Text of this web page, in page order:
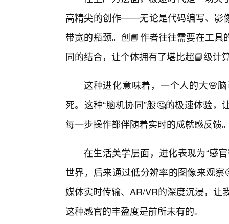
高精尖的创作——无论是代码编写、影
带宽的瓶颈。创📘作者往往需要在工
同的结合，让个体拥有了堪比超📘级计
这种进化意味着，一个人的大🌸
死。这种“脑机协同”般🤔的极速体验
每一步操作都伴随着实时的成就感反馈
在生活美学层面，进化表现为“感
世界，后来通过低分辨率的图像来观
媒体实时传输、AR/VR的深度沉浸，让
这种感官的丰盈度是前所未有的。